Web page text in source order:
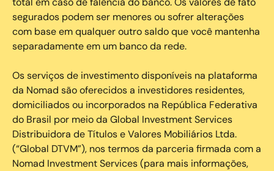
segurados podem ser menores ou sofrer alterações
com base em qualquer outro saldo que você mantenha
separadamente em um banco da rede.
Os serviços de investimento disponíveis na plataforma
da Nomad são oferecidos a investidores residentes,
domiciliados ou incorporados na República Federativa
do Brasil por meio da Global Investment Services
Distribuidora de Títulos e Valores Mobiliários Ltda.
(“Global DTVM”), nos termos da parceria firmada com a
Nomad Investment Services (para mais informações,